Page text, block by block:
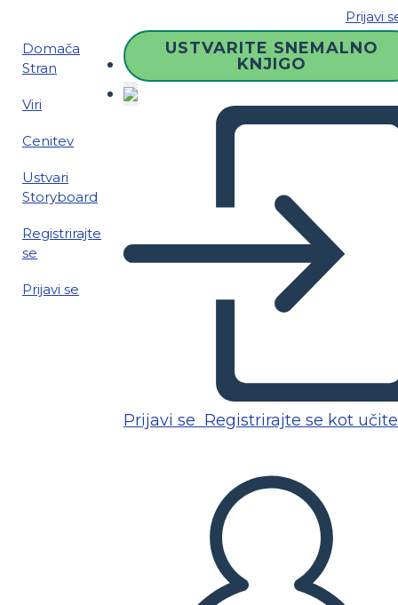
Prijavi
Domača
Stran
Viri
Cenitev
Ustvari
Storyboard
Registrirajte
se
Prijavi se
USTVARITE SNEMALNO
KNJIGO
Prijavi se Registrirajte se kot